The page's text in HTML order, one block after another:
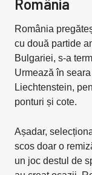
România
România
cu două partide
Bulgariei, s-a
Urmează în
Liechtenstein,
ponturi și cote.
Așadar,
scos doar o
un joc destul de